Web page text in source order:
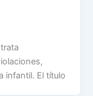
infantil. El título